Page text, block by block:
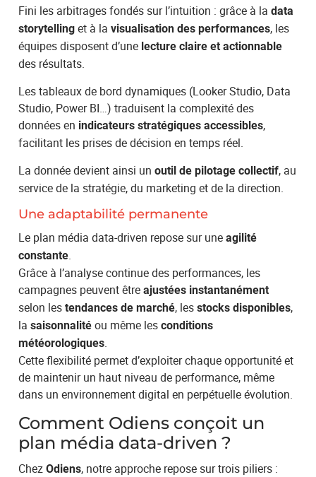
Fini les arbitrages fondés sur l’intuition : grâce à ladata
storytelling et à lavisualisation des performances, les
équipes disposent d’une lecture claire et actionnable
des résultats.
Les tableaux de bord dynamiques (Looker Studio, Data
Studio, Power BI…) traduisent la complexité des
données en indicateurs stratégiques accessibles,
facilitant les prises de décision en temps réel.
La donnée devient ainsi unoutil de pilotage collectif, au
service de la stratégie, du marketing et de la direction.
Une adaptabilité permanente
Le plan média data-driven repose sur uneagilité
constante.
Grâce à l’analyse continue des performances, les
campagnes peuvent êtreajustées instantanément
selon lestendances de marché, lesstocks disponibles,
lasaisonnalité ou même lesconditions
météorologiques.
Cette flexibilité permet d’exploiter chaque opportunité et
de maintenir un haut niveau de performance, même
dans un environnement digital en perpétuelle évolution.
Comment Odiens conçoit un
plan média data-driven ?
ChezOdiens, notre approche repose sur trois piliers :